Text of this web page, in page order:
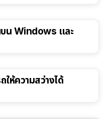
น Windows และ
ห้ความสว่างได้